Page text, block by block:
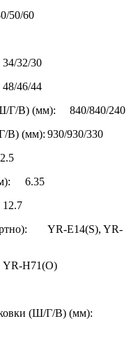
50/60
34/32/30
48/46/44
Г/В) (мм):
840/840/240
В) (мм): 930/930/330
6.35
12.7
YR-E14(S), YR-
YR-H71(O)
(Ш/Г/В) (мм):